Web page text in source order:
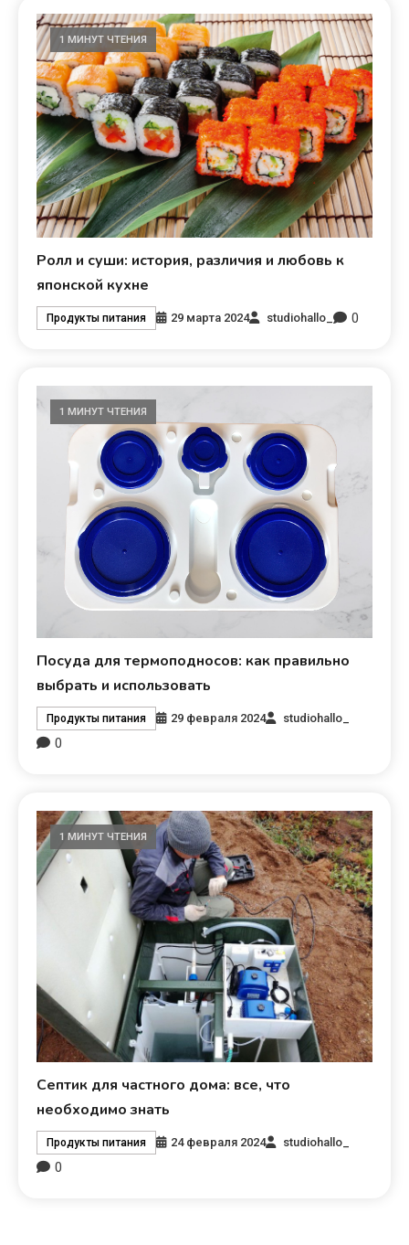
1 МИНУТ ЧТЕНИЯ
Ролл и суши: история, различия и любовь к
японской кухне
Продукты питания 29 марта 2024 studiohallo_ 0
1 МИНУТ ЧТЕНИЯ
Посуда для термоподносов: как правильно
выбрать и использовать
Продукты питания 29 февраля 2024 studiohallo_
0
1 МИНУТ ЧТЕНИЯ
Септик для частного дома: все, что
необходимо знать
Продукты питания 24 февраля 2024 studiohallo_
0